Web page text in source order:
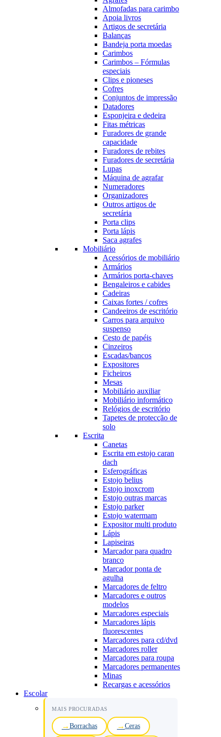
Almofadas para carimbo
Apoia livros
Artigos de secretária
Balanças
Bandeja porta moedas
Carimbos
Carimbos – Fórmulas
especiais
Clips e pioneses
Cofres
Conjuntos de impressão
Datadores
Esponjeira e dedeira
Fitas métricas
Furadores de grande
capacidade
Furadores de rebites
Furadores de secretária
Lupas
Máquina de agrafar
Numeradores
Organizadores
Outros artigos de
secretária
Porta clips
Porta lápis
Saca agrafes
Mobiliário
Acessórios de mobiliário
Armários
Armários porta-chaves
Bengaleiros e cabides
Cadeiras
Caixas fortes / cofres
Candeeiros de escritório
Carros para arquivo
suspenso
Cesto de papéis
Cinzeiros
Escadas/bancos
Expositores
Ficheiros
Mesas
Mobiliário auxiliar
Mobiliário informático
Relógios de escritório
Tapetes de protecção de
solo
Escrita
Canetas
Escrita em estojo caran
dach
Esferográficas
Estojo belius
Estojo inoxcrom
Estojo outras marcas
Estojo parker
Estojo watermam
Expositor multi produto
Lápis
Lapiseiras
Marcador para quadro
branco
Marcador ponta de
agulha
Marcadores de feltro
Marcadores e outros
modelos
Marcadores especiais
Marcadores lápis
fluorescentes
Marcadores para cd/dvd
Marcadores roller
Marcadores para roupa
Marcadores permanentes
Minas
Recargas e acessórios
Escolar
MAIS PROCURADAS
Borrachas Ceras